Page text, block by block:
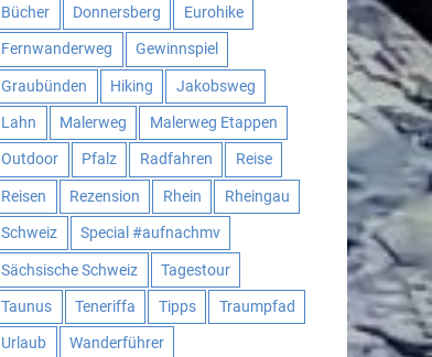
Bücher Donnersberg Eurohike
Fernwanderweg Gewinnspiel
Graubünden Hiking Jakobsweg
Lahn Malerweg Malerweg Etappen
Outdoor Pfalz Radfahren Reise
Reisen Rezension Rhein Rheingau
Schweiz Special #aufnachmv
Sächsische Schweiz Tagestour
Taunus Teneriffa Tipps Traumpfad
Urlaub Wanderführer